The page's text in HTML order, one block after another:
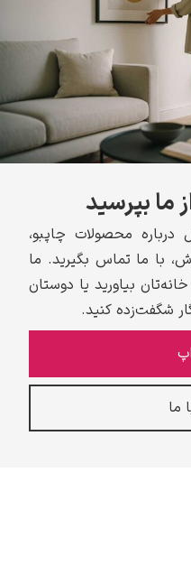
ما بپرسید
محصولات چاپبو،
با ما تماس بگیرید. ما
بیاورید یا دوستان
شگفت‌زده کنید.
ما